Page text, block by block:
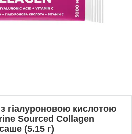
гіалуроновою кислотою
Sourced Collagen
(5.15 г)